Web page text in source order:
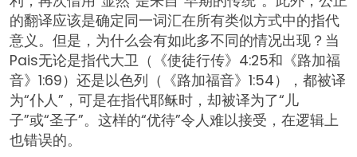
的翻译应该是确定同一词汇在所有类似方式中的指代
意义。但是，为什么会有如此多不同的情况出现？当
Pais无论是指代大卫（《使徒行传》4:25和《路加福
音》1:69）还是以色列（《路加福音》1:54），都被译
为“仆人”，可是在指代耶稣时，却被译为了“儿
子”或“圣子”。这样的“优待”令人难以接受，在逻辑上
也错误的。